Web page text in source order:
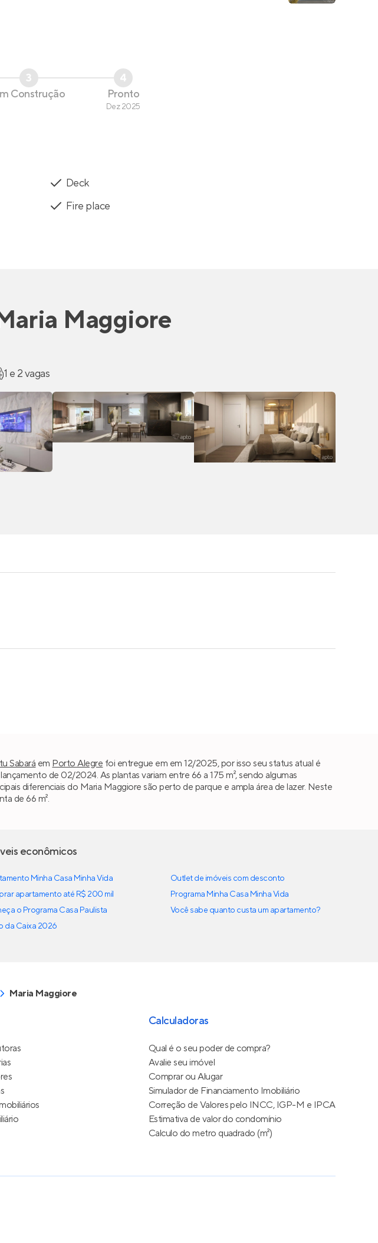
3
Construção
4
Pronto
Dez 2025
Deck
Fire place
Maggiore
1 e 2 vagas
Sabará em Porto Alegre foi entregue em em 12/2025, por isso seu status atual é
de 02/2024. As plantas variam entre 66 a 175 m², sendo algumas
diferenciais do Maria Maggiore são perto de parque e ampla área de lazer. Neste
de 66 m².
econômicos
Minha Casa Minha Vida
apartamento até R$ 200 mil
o Programa Casa Paulista
da Caixa 2026
Outlet de imóveis com desconto
Programa Minha Casa Minha Vida
Você sabe quanto custa um apartamento?
Maria Maggiore
Calculadoras
Qual é o seu poder de compra?
Avalie seu imóvel
Comprar ou Alugar
Simulador de Financiamento Imobiliário
Correção de Valores pelo INCC, IGP-M e IPCA
Estimativa de valor do condomínio
Calculo do metro quadrado (m²)